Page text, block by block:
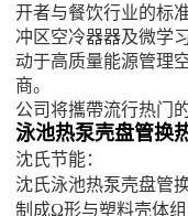
开者与餐饮行业的标
冲区空冷器器及微学
动于高质量能源管理
商。
公司将攜帶流行热门
泳池热泵壳盘管换
沈氏节能：
沈氏泳池热泵壳盘管
制成Ω形与塑料壳体